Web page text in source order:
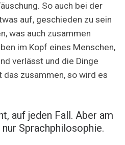
So auch bei der
auf, geschieden zu sein
was auch zusammen
im Kopf eines Menschen,
verlässt und die Dinge
zusammen, so wird es
auf jeden Fall. Aber am
Sprachphilosophie.